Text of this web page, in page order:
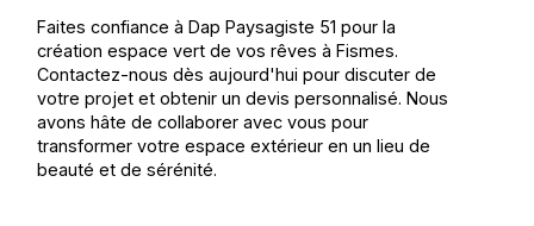
Faites confiance à Dap Paysagiste 51 pour la
création espace vert de vos rêves à Fismes.
Contactez-nous dès aujourd'hui pour discuter de
votre projet et obtenir un devis personnalisé. Nous
avons hâte de collaborer avec vous pour
transformer votre espace extérieur en un lieu de
beauté et de sérénité.